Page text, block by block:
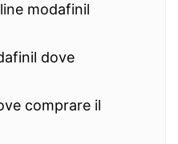
modafinil
dove
comprare il